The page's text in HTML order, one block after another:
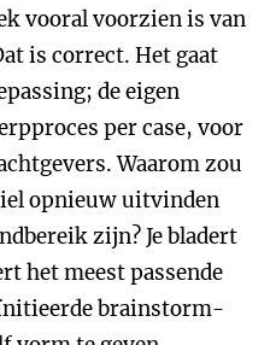
vooral voorzien is van
is correct. Het gaat
de eigen
per case, voor
Waarom zou
opnieuw uitvinden
zijn? Je bladert
het meest passende
brainstorm-